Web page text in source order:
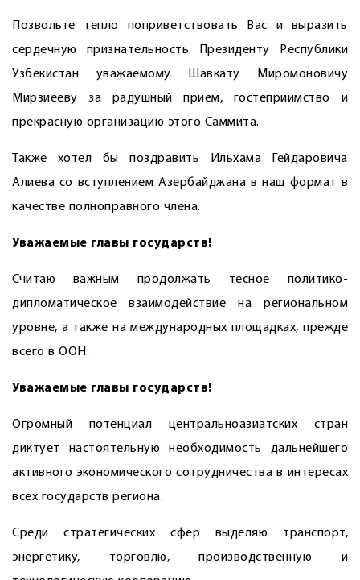
Позвольте тепло поприветствовать Вас и выразить
сердечную признательность Президенту Республики
Узбекистан уважаемому Шавкату Миромоновичу
Мирзиёеву за радушный приём, гостеприимство и
прекрасную организацию этого Саммита.
Также хотел бы поздравить Ильхама Гейдаровича
Алиева со вступлением Азербайджана в наш формат в
качестве полноправного члена.
Уважаемые главы государств!
Считаю важным продолжать тесное политико-
дипломатическое взаимодействие на региональном
уровне, а также на международных площадках, прежде
всего в ООН.
Уважаемые главы государств!
Огромный потенциал центрально­азиатских стран
диктует настоятельную необходимость дальнейшего
активного экономического сотрудничества в интересах
всех государств региона.
Среди стратегических сфер выделяю транспорт,
энергетику, торговлю, производственную и